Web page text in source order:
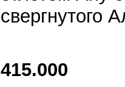
свергнутого
415.000